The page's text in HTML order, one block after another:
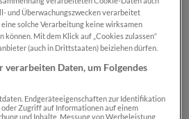
und Überwachungszwecken verarbeitet
solche Verarbeitung keine wirksamen
können. Mit dem Klick auf „Cookies zulassen“
(auch in Drittstaaten) beiziehen dürfen.
Daten, um Folgendes
Endgeräteeigenschaften zur Identifikation
Zugriff auf Informationen auf einem
und Inhalte, Messung von Werbeleistung